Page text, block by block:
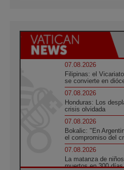
07.08.2026
Filipinas: el
se convierte en
07.08.2026
Honduras: Los
crisis olvidada
07.08.2026
Bokalic: "En
el compromiso del
07.08.2026
La matanza de
muertos en 300 días